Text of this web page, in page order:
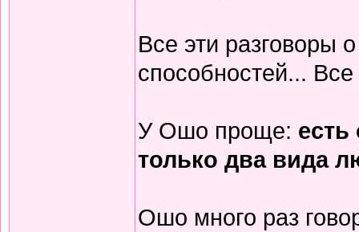
Все эти разговоры
способностей...
У Ошо проще: есть
только два вида
Ошо много раз